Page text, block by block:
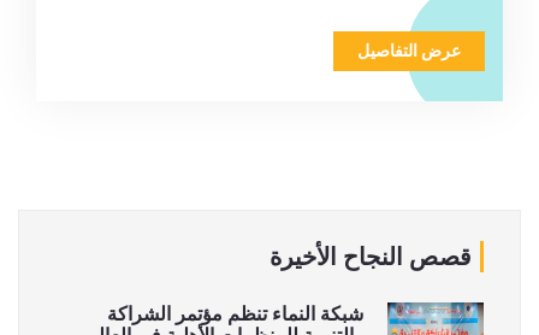
عرض التفاصيل
قصص النجاح الأخيرة
شبكة النماء تنظم مؤتمر الشراكة